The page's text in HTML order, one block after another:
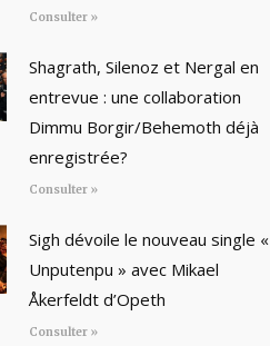
Consulter »
Shagrath, Silenoz et Nergal en
entrevue : une collaboration
Dimmu Borgir/Behemoth déjà
enregistrée?
Consulter »
Sigh dévoile le nouveau single «
Unputenpu » avec Mikael
Åkerfeldt d’Opeth
Consulter »